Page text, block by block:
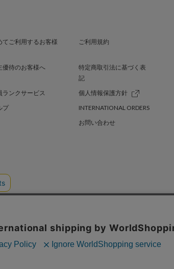
てご利用するお客様
ご利用規約
優待のお客様へ
特定商取引法に基づく表
記
ランクサービス
個人情報保護方針
プ
INTERNATIONAL ORDERS
お問い合わせ
採用情報